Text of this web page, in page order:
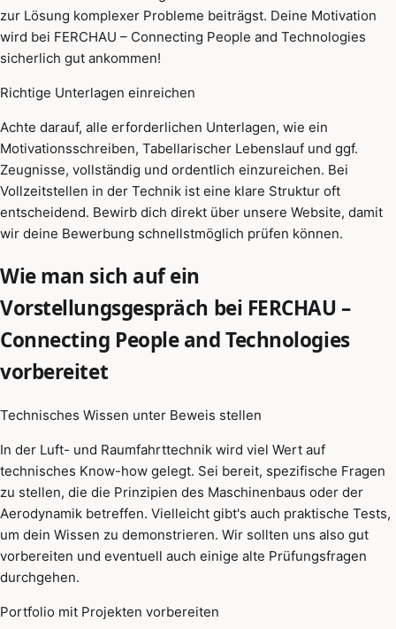
zur Lösung komplexer Probleme beiträgst. Deine Motivation
wird bei FERCHAU – Connecting People and Technologies
sicherlich gut ankommen!
Richtige Unterlagen einreichen
Achte darauf, alle erforderlichen Unterlagen, wie ein
Motivationsschreiben, Tabellarischer Lebenslauf und ggf.
Zeugnisse, vollständig und ordentlich einzureichen. Bei
Vollzeitstellen in der Technik ist eine klare Struktur oft
entscheidend. Bewirb dich direkt über unsere Website, damit
wir deine Bewerbung schnellstmöglich prüfen können.
Wie man sich auf ein
Vorstellungsgespräch bei FERCHAU –
Connecting People and Technologies
vorbereitet
Technisches Wissen unter Beweis stellen
In der Luft- und Raumfahrttechnik wird viel Wert auf
technisches Know-how gelegt. Sei bereit, spezifische Fragen
zu stellen, die die Prinzipien des Maschinenbaus oder der
Aerodynamik betreffen. Vielleicht gibt's auch praktische Tests,
um dein Wissen zu demonstrieren. Wir sollten uns also gut
vorbereiten und eventuell auch einige alte Prüfungsfragen
durchgehen.
Portfolio mit Projekten vorbereiten